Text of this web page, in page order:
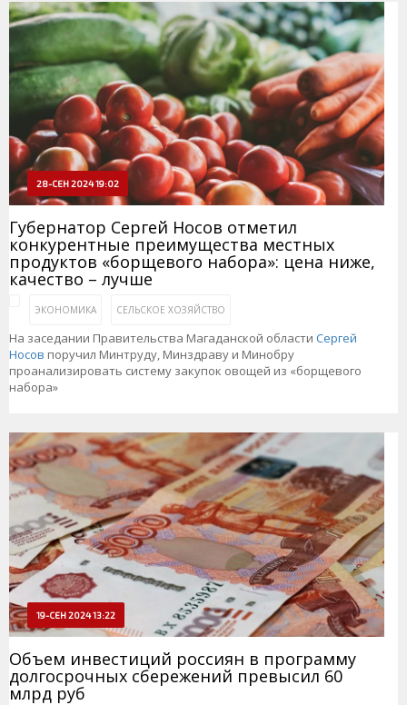
28-СЕН 2024 19:02
Губернатор Сергей Носов отметил
конкурентные преимущества местных
продуктов «борщевого набора»: цена ниже,
качество – лучше
ЭКОНОМИКА СЕЛЬСКОЕ ХОЗЯЙСТВО
На заседании Правительства Магаданской области Сергей
Носов поручил Минтруду, Минздраву и Минобру
проанализировать систему закупок овощей из «борщевого
набора»
19-СЕН 2024 13:22
Объем инвестиций россиян в программу
долгосрочных сбережений превысил 60
млрд руб